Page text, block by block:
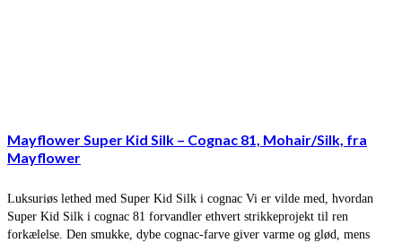
Mayflower Super Kid Silk – Cognac 81, Mohair/Silk, fra
Mayflower
Luksuriøs lethed med Super Kid Silk i cognac Vi er vilde med, hvordan
Super Kid Silk i cognac 81 forvandler ethvert strikkeprojekt til ren
forkælelse. Den smukke, dybe cognac-farve giver varme og glød, mens